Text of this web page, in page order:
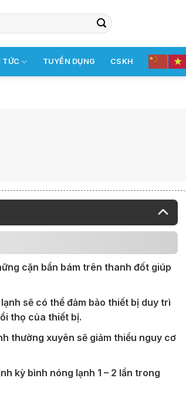
TỨC TUYỂN DỤNG CSKH
cặn bẩn bám trên thanh đốt giúp
sẽ có thể đảm bảo thiết bị duy trì
thọ của thiết bị.
thường xuyên sẽ giảm thiểu nguy cơ
kỳ bình nóng lạnh 1 – 2 lần trong